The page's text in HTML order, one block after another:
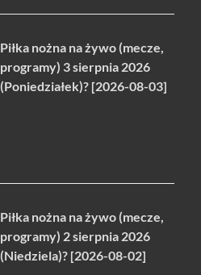
Piłka nożna na żywo (mecze,
programy) 3 sierpnia 2026
(Poniedziałek)? [2026-08-03]
Piłka nożna na żywo (mecze,
programy) 2 sierpnia 2026
(Niedziela)? [2026-08-02]